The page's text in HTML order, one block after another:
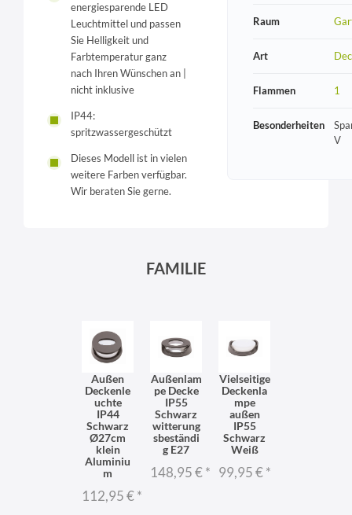
energiesparende LED
Leuchtmittel und passen
Sie Helligkeit und
Farbtemperatur ganz
nach Ihren Wünschen an |
nicht inklusive
IP44:
spritzwassergeschützt
Dieses Modell ist in vielen
weitere Farben verfügbar.
Wir beraten Sie gerne.
Raum
Art
Flammen 1
Besonderheiten
V
FAMILIE
Außen
Deckenle
uchte
IP44
Schwarz
Ø27cm
klein
Aluminiu
m
112,95 €*
Außenlam
pe Decke
IP55
Schwarz
witterung
sbeständi
g E27
148,95 €*
Vielseitige
Deckenla
mpe
außen
IP55
Schwarz
Weiß
99,95 €*